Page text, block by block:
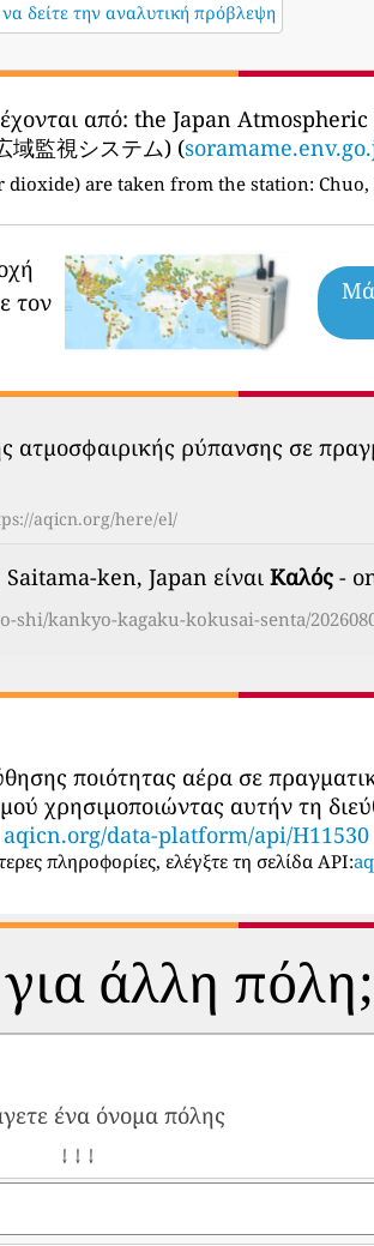
δείτε την αναλυτική πρόβλεψη
από: the Japan
域監視システム) (
dioxide) are taken from the station: Chuo,
τον
ατμοσφαιρικής ρύπανσης σε
aqicn.org/here/el/
ken, Japan είναι Καλός-
shi/kankyo-kagaku-kokusai-senta/
ποιότητας αέρα σε
χρησιμοποιώντας αυτήν τη
aqicn.org/data-platform/api/H11530
πληροφορίες, ελέγξτε τη σελίδα API:
άλλη πόλη;
ένα όνομα πόλης
↓ ↓ ↓